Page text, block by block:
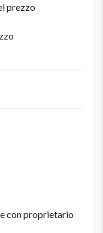
prezzo
con proprietario